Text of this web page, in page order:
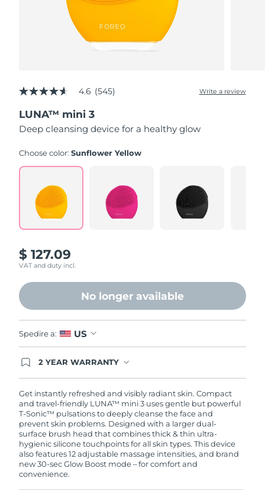
4.6
of
5
stars,
rating
Read
Reviews.
Same
page
4.6 (545) Write a review
LUNA™ mini 3
Deep cleansing device for a healthy glow
Choose color:Sunflower Yellow
$ 127.09
VAT and duty incl.
No longer available
Spedire a: US
2 YEAR WARRANTY
issues within 2-year of purchase, FOREO will
replace your product free of charge.
Get instantly refreshed and visibly radiant skin. Compact
and travel-friendly LUNA™ mini 3 uses gentle but powerful
T-Sonic™ pulsations to deeply cleanse the face and
prevent skin problems. Designed with a larger dual-
surface brush head that combines thick & thin ultra-
hygienic silicone touchpoints for all skin types. This device
also features 12 adjustable massage intensities, and brand
new 30-sec Glow Boost mode – for comfort and
convenience.